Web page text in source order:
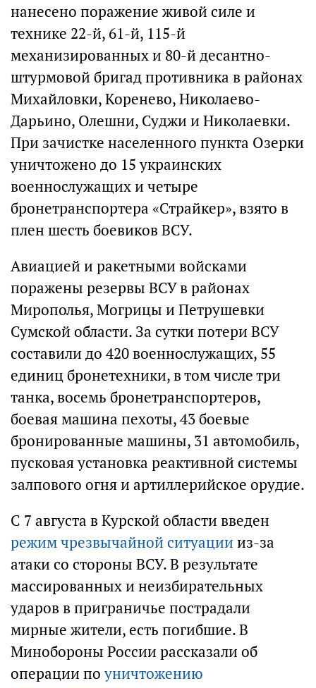
нанесено поражение живой силе и
технике 22-й, 61-й, 115-й
механизированных и 80-й десантно-
штурмовой бригад противника в районах
Михайловки, Коренево, Николаево-
Дарьино, Олешни, Суджи и Николаевки.
При зачистке населенного пункта Озерки
уничтожено до 15 украинских
военнослужащих и четыре
бронетранспортера «Страйкер», взято в
плен шесть боевиков ВСУ.
Авиацией и ракетными войсками
поражены резервы ВСУ в районах
Мирополья, Могрицы и Петрушевки
Сумской области. За сутки потери ВСУ
составили до 420 военнослужащих, 55
единиц бронетехники, в том числе три
танка, восемь бронетранспортеров,
боевая машина пехоты, 43 боевые
бронированные машины, 31 автомобиль,
пусковая установка реактивной системы
залпового огня и артиллерийское орудие.
С 7 августа в Курской области введен
режим чрезвычайной ситуации из-за
атаки со стороны ВСУ. В результате
массированных и неизбирательных
ударов в приграничье пострадали
мирные жители, есть погибшие. В
Минобороны России рассказали об
операции поуничтожению